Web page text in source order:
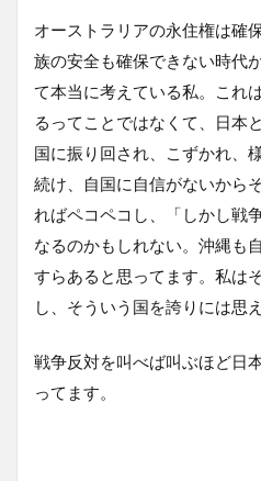
オーストラリアの永住権は確
族の安全も確保できない時代
て本当に考えている私。これ
るってことではなくて、日本
国に振り回され、こずかれ、
続け、自国に自信がないから
ればペコペコし、「しかし戦
なるのかもしれない。沖縄も
すらあると思ってます。私は
し、そういう国を誇りには思え
戦争反対を叫べば叫ぶほど日
ってます。